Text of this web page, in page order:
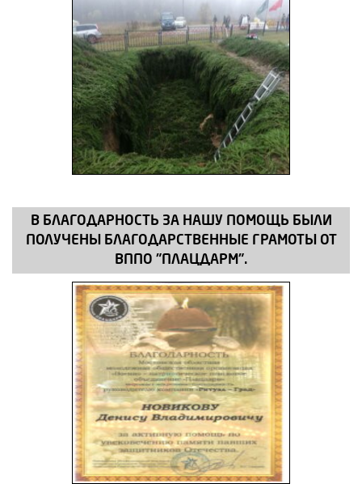
В БЛАГОДАРНОСТЬ ЗА НАШУ ПОМОЩЬ БЫЛИ
ПОЛУЧЕНЫ БЛАГОДАРСТВЕННЫЕ ГРАМОТЫ ОТ
ВППО "ПЛАЦДАРМ".